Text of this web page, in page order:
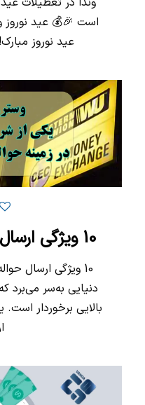
است 🎉💰 عید نوروز
عید نوروز
10 ویژگی ارسال حواله وسترن‌یونیون
10 ویژگی ارسال
دنیایی به‌سر می‌برد
بالایی برخوردار است.